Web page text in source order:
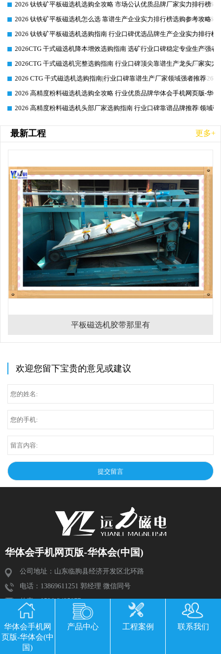
2026-06-26
2026 钛铁矿平板磁选机选购全攻略 市场公认优质品牌厂家实力排行榜
2026-06-26
2026 钛铁矿平板磁选机怎么选 靠谱生产企业实力排行榜选购参考攻略
2026-06-26
2026 钛铁矿平板磁选机选购指南 行业口碑优选品牌生产企业实力排行榜
2026-06-26
2026CTG 干式磁选机降本增效选购指南 选矿行业口碑稳定专业生产强者
2026-06-26
2026CTG 干式磁选机完整选购指南 行业口碑顶尖靠谱生产龙头厂家实力
2026-06-26
2026 CTG 干式磁选机选购指南|行业口碑靠谱生产厂家领域强者推荐
2026-06-26
2026 高精度粉料磁选机选购全攻略 行业优质品牌华体会手机网页版-华
2026-06-26
2026 高精度粉料磁选机头部厂家选购指南 行业口碑靠谱品牌推荐 领域
最新工程 更多+
平板磁选机胶带那里有
欢迎您留下宝贵的意见或建议
华体会手机网页版-华体会(中国)
公司地址：山东临朐县经济开发区北环路
电话：13869611251 郭经理 微信同号
传真：0536-3435877
邮箱：2534224609@qq.com
华体会手机网
页版-华体会(中
国)
产品中心 工程案例 联系我们